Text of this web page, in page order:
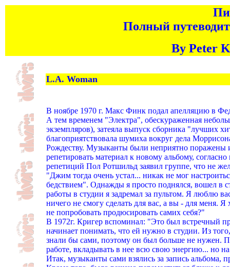
Полный
By Peter
L.A. Woman
В ноябре 1970 г. Макс Финк подал апелляцию в
А тем временем "Электра", обескураженная
экземпляров), затеяла выпуск сборника "лучших
благоприятствовала шумиха вокруг дела
Рождеству. Музыканты были неприятно поражены
репетировать материал к новому альбому,
репетиций Пол Ротшильд заявил группе, что не
"Джим тогда очень устал... никак не мог
бедствием". Однажды я просто поднялся, вошел в
работы в студии я задремал за пультом. Я люблю
ничего не смогу сделать для вас, а вы - для меня.
не попробовать продюсировать самих себя?"
В 1972г. Кригер вспоминал: "Это был встречный
начинает понимать, что ей нужно в студии. Из
знали бы сами, поэтому он был больше не нужен.
работе, вкладывать в нее всю свою энергию... но
Итак, музыканты сами взялись за запись